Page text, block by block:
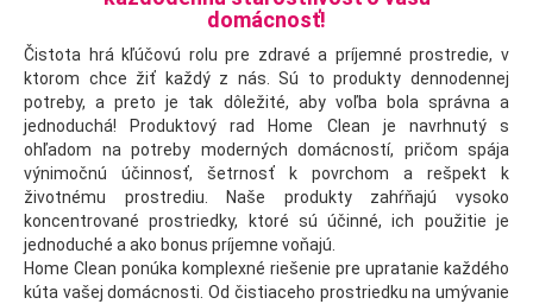
domácnosť!
Čistota hrá kľúčovú rolu pre zdravé a príjemné prostredie, v
ktorom chce žiť každý z nás. Sú to produkty dennodennej
potreby, a preto je tak dôležité, aby voľba bola správna a
jednoduchá! Produktový rad Home Clean je navrhnutý s
ohľadom na potreby moderných domácností, pričom spája
výnimočnú účinnosť, šetrnosť k povrchom a rešpekt k
životnému prostrediu. Naše produkty zahŕňajú vysoko
koncentrované prostriedky, ktoré sú účinné, ich použitie je
jednoduché a ako bonus príjemne voňajú.
Home Clean ponúka komplexné riešenie pre upratanie každého
kúta vašej domácnosti. Od čistiaceho prostriedku na umývanie